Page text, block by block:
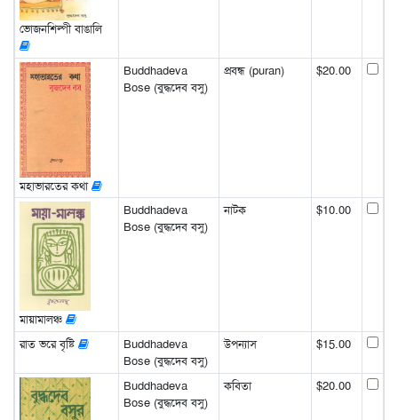
ভোজনশিল্পী বাঙালি
মহাভারতের কথা
Buddhadeva
Bose (বুদ্ধদেব বসু)
প্রবন্ধ (puran) $20.00
মায়ামালঞ্চ
Buddhadeva
Bose (বুদ্ধদেব বসু)
নাটক $10.00
রাত ভরে বৃষ্টি
Buddhadeva
Bose (বুদ্ধদেব বসু)
উপন্যাস $15.00
Buddhadeva
Bose (বুদ্ধদেব বসু)
কবিতা $20.00